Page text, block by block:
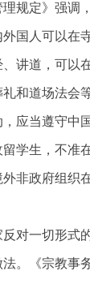
规定》强调
国人可以在
讲道，可以
和道场法会
应当遵守中
学生，不准
非政府组织
对一切形式
。《宗教事